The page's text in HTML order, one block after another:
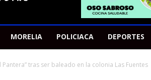
MORELIA POLICIACA DEPORTES
Pantera” tras ser baleado en la colonia Las Fuentes